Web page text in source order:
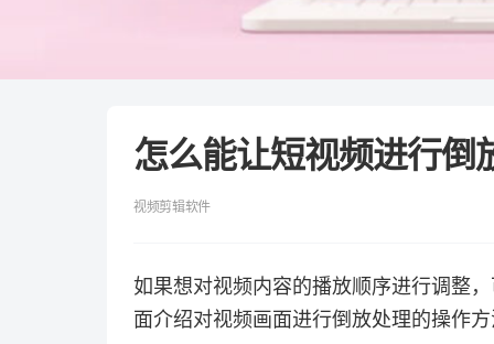
怎么能让短视频进行倒
视频剪辑软件
如果想对视频内容的播放顺序进行调整
面介绍对视频画面进行倒放处理的操作